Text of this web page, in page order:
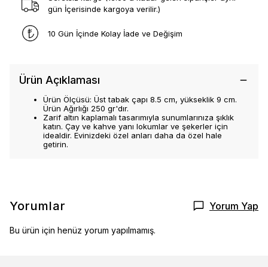
gün İçerisinde kargoya verilir.)
10 Gün İçinde Kolay İade ve Değişim
Ürün Açıklaması
Ürün Ölçüsü: Üst tabak çapı 8.5 cm, yükseklik 9 cm.
Ürün Ağırlığı 250 gr'dır.
Zarif altın kaplamalı tasarımıyla sunumlarınıza şıklık
katın. Çay ve kahve yanı lokumlar ve şekerler için
idealdir. Evinizdeki özel anları daha da özel hale
getirin.
Yorumlar Yorum Yap
Bu ürün için henüz yorum yapılmamış.